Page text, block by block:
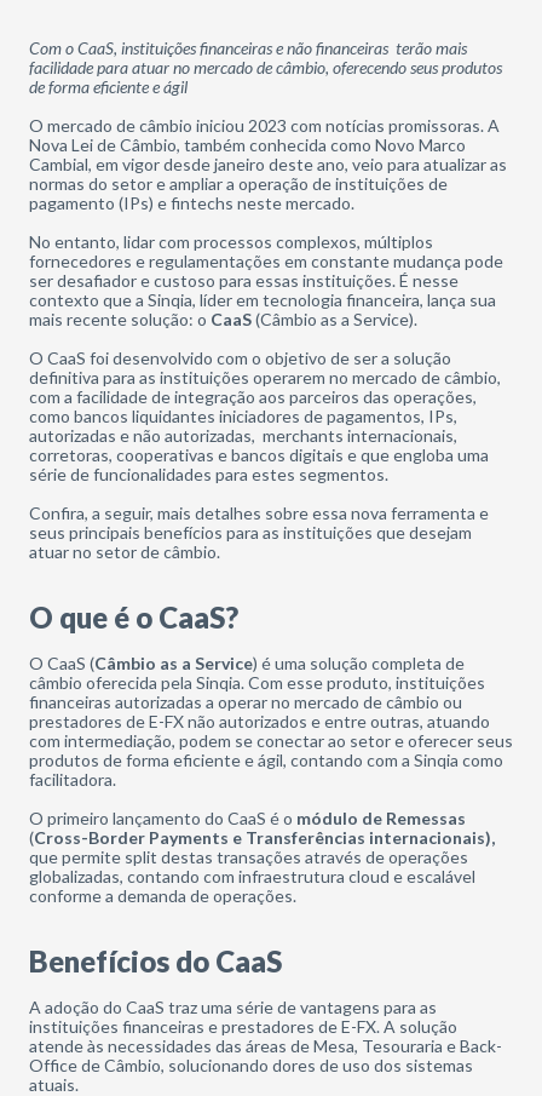
Com o CaaS, instituições financeiras e não financeiras terão mais
facilidade para atuar no mercado de câmbio, oferecendo seus produtos
de forma eficiente e ágil
O mercado de câmbio iniciou 2023 com notícias promissoras. A
Nova Lei de Câmbio, também conhecida como Novo Marco
Cambial, em vigor desde janeiro deste ano, veio para atualizar as
normas do setor e ampliar a operação de instituições de
pagamento (IPs) e fintechs neste mercado.
No entanto, lidar com processos complexos, múltiplos
fornecedores e regulamentações em constante mudança pode
ser desafiador e custoso para essas instituições. É nesse
contexto que a Sinqia, líder em tecnologia financeira, lança sua
mais recente solução: o CaaS(Câmbio as a Service).
O CaaS foi desenvolvido com o objetivo de ser a solução
definitiva para as instituições operarem no mercado de câmbio,
com a facilidade de integração aos parceiros das operações,
como bancos liquidantes iniciadores de pagamentos, IPs,
autorizadas e não autorizadas, merchants internacionais,
corretoras, cooperativas e bancos digitais e que engloba uma
série de funcionalidades para estes segmentos.
Confira, a seguir, mais detalhes sobre essa nova ferramenta e
seus principais benefícios para as instituições que desejam
atuar no setor de câmbio.
O que é o CaaS?
O CaaS (Câmbio as a Service) é uma solução completa de
câmbio oferecida pela Sinqia. Com esse produto, instituições
financeiras autorizadas a operar no mercado de câmbio ou
prestadores de E-FX não autorizados e entre outras, atuando
com intermediação, podem se conectar ao setor e oferecer seus
produtos de forma eficiente e ágil, contando com a Sinqia como
facilitadora.
O primeiro lançamento do CaaS é o módulo de Remessas
(Cross-Border Payments e Transferências internacionais),
que permite split destas transações através de operações
globalizadas, contando com infraestrutura cloud e escalável
conforme a demanda de operações.
Benefícios do CaaS
A adoção do CaaS traz uma série de vantagens para as
instituições financeiras e prestadores de E-FX. A solução
atende às necessidades das áreas de Mesa, Tesouraria e Back-
Office de Câmbio, solucionando dores de uso dos sistemas
atuais.